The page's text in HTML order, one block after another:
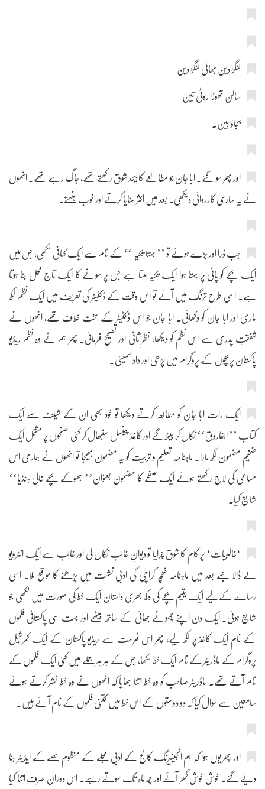
لنگڑ دین بھائی لنگڑ دین
سالن تھوڑا روٹی تین
بجاؤ بین۔
اور پھر سو گئے۔ ابا جان جو مطالعے کا بیحد شوق رکھتے تھے، جاگ رہے تھے۔ انھوں
نے یہ ساری کارروائی دیکھی۔ بعد میں اکثر سنایا کرتے اور خوب ہنستے۔
جب ذرا اور بڑے ہوئے تو ’’ بہتا تکیہ ‘‘ کے نام سے ایک کہانی لکھی، جس میں
ایک بچے کو پانی پر بہتا ہوا ایک تکیہ ملتا ہے جس پر سونے کا ایک تاج محل بنا ہوتا
ہے۔ اسی طرح ترنگ میں آئے تو اس وقت کے ڈکٹیٹر کی تعریف میں ایک نظم لکھ
ماری اور ابا جان کو دکھائی۔ ابا جان جو اس ڈکٹیٹر کے سخت خلاف تھے، انھوں نے
شفقتِ پدری سے اس نظم کو دیکھا، نظرِ ثانی اور تصحیح فرمائی۔ پھر ہم نے وہ نظم ریڈیو
پاکستان پر بچوں کے پروگرام میں پڑھی اور داد سمیٹی۔
ایک رات ابا جان کو مطالعہ کرتے دیکھا تو خود بھی ان کے شیلف سے ایک
کتاب ’’ الفاروق‘‘ نکال کر بیٹھ گئے اور کاغذ پینسل سنبھال کر کئی صفحوں پر مشتمل ایک
ضخیم مضمون لکھ مارا۔ ماہنامہ تعلیم و تربیت کو یہ مضمون بھیجا تو انھوں نے ہماری اس
مساعی کی لاج رکھتے ہوئے ایک صفحے کا مضمون بعنوان’’ بھوکے بچے خالی ہنڈیا‘‘
شایع کیا۔
‘غالبیات‘ پر کام کا شوق چرایا تو دیوانِ غالب نکال لی اور غالب سے ایک انٹرویو
لے ڈالا جسے بعد میں ماہنامہ غنچہ کراچی کی ادبی نشست میں پڑھنے کا موقع ملا۔ اسی
رسالے کے لیے ایک یتیم بچے کی دکھ بھری داستان ایک خط کی صورت میں لکھی جو
شایع ہوئی۔ ایک دن اپنے چھوٹے بھائی کے ساتھ بیٹھے اور بہت سی پاکستانی فلموں
کے نام ایک کاغذ پر لکھ لیے، پھر اس فہرست سے ریڈیو پاکستان کے ایک کمرشیل
پروگرام کے ماڈریٹر کے نام ایک خط لکھا، جس کے ہر ہر جملے میں کئی ایک فلموں کے
نام آتے تھے۔ ماڈریٹر صاحب کو وہ خط اتنا بھایا کہ انھوں نے وہ خط نشر کرتے ہوئے
سامعین سے سوال کیا کہ دو دوستوں کے اس خط میں کتنی فلموں کے نام آئے ہیں۔
اور پھر یوں ہوا کہ ہم انجینیرنگ کالج کے ادبی مجلے کے منظوم حصے کے ایڈیٹر بنا
دیے گئے۔ خوش خوش گھر آئے اور چھ ماہ تک سوتے رہے۔ اس دوران صرف اتنا کیا